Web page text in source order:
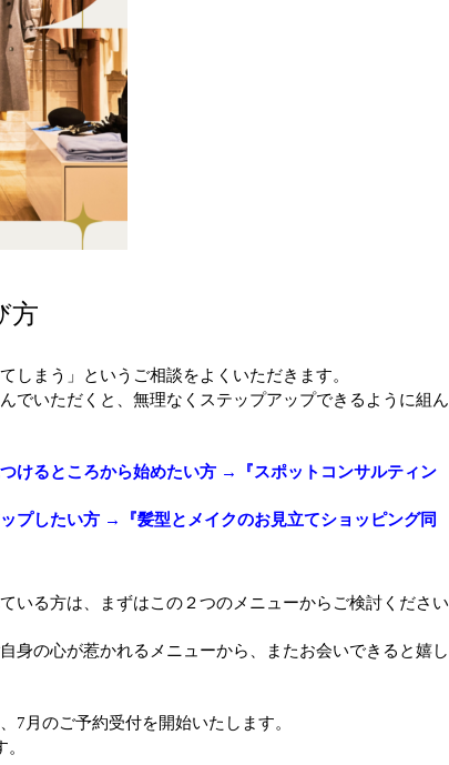
方
しまう」というご相談をよくいただきます。
でいただくと、無理なくステップアップできるように組ん
けるところから始めたい方 →『スポットコンサルティン
プしたい方 →『髪型とメイクのお見立てショッピング同
いる方は、まずはこの２つのメニューからご検討ください
身の心が惹かれるメニューから、またお会いできると嬉し
7月のご予約受付を開始いたします。